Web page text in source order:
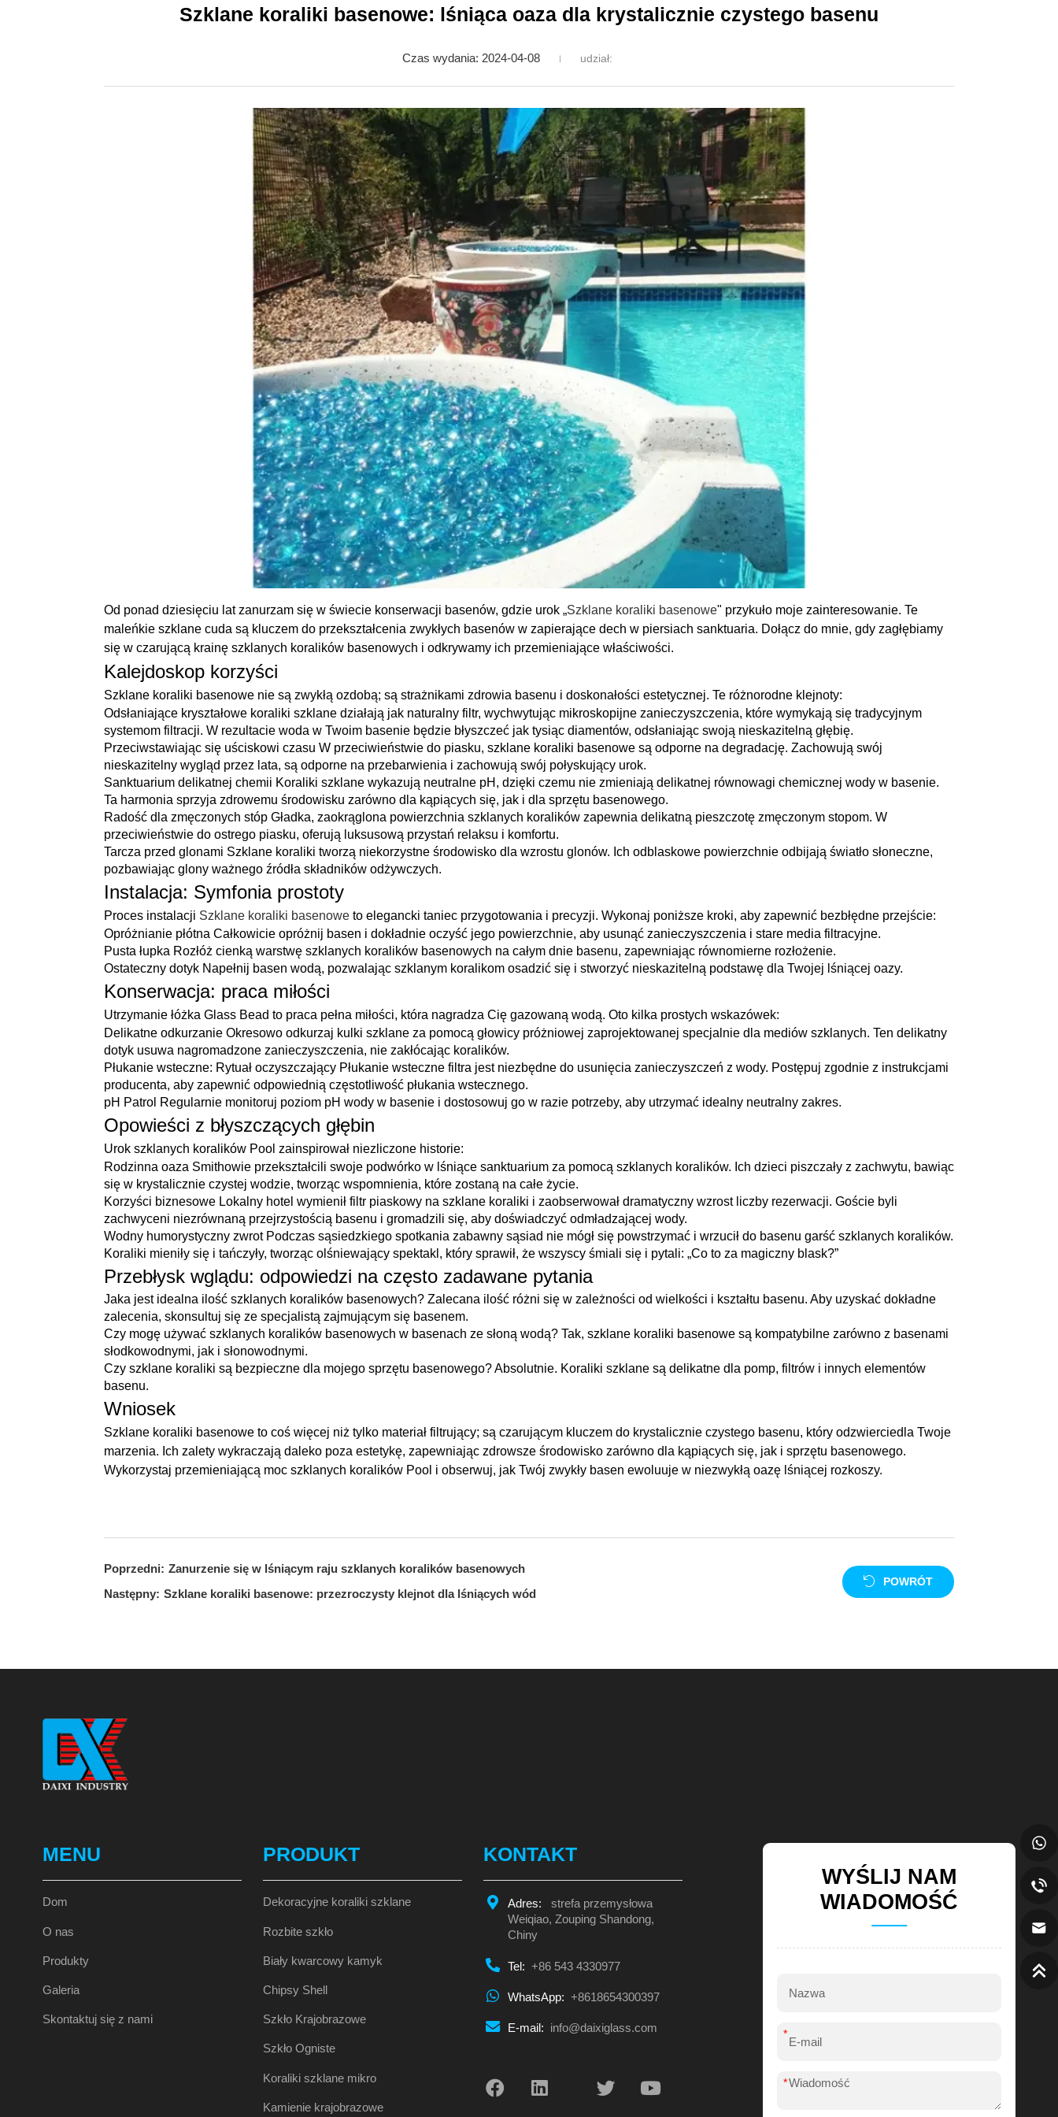
Szklane koraliki basenowe: lśniąca oaza dla krystalicznie czystego basenu
Czas wydania: 2024-04-08 udział:
Od ponad dziesięciu lat zanurzam się w świecie konserwacji basenów, gdzie urok „Szklane koraliki basenowe" przykuło moje zainteresowanie. Te
maleńkie szklane cuda są kluczem do przekształcenia zwykłych basenów w zapierające dech w piersiach sanktuaria. Dołącz do mnie, gdy zagłębiamy
się w czarującą krainę szklanych koralików basenowych i odkrywamy ich przemieniające właściwości.
Kalejdoskop korzyści
Szklane koraliki basenowe nie są zwykłą ozdobą; są strażnikami zdrowia basenu i doskonałości estetycznej. Te różnorodne klejnoty:
Odsłaniające kryształowe koraliki szklane działają jak naturalny filtr, wychwytując mikroskopijne zanieczyszczenia, które wymykają się tradycyjnym
systemom filtracji. W rezultacie woda w Twoim basenie będzie błyszczeć jak tysiąc diamentów, odsłaniając swoją nieskazitelną głębię.
Przeciwstawiając się uściskowi czasu W przeciwieństwie do piasku, szklane koraliki basenowe są odporne na degradację. Zachowują swój
nieskazitelny wygląd przez lata, są odporne na przebarwienia i zachowują swój połyskujący urok.
Sanktuarium delikatnej chemii Koraliki szklane wykazują neutralne pH, dzięki czemu nie zmieniają delikatnej równowagi chemicznej wody w basenie.
Ta harmonia sprzyja zdrowemu środowisku zarówno dla kąpiących się, jak i dla sprzętu basenowego.
Radość dla zmęczonych stóp Gładka, zaokrąglona powierzchnia szklanych koralików zapewnia delikatną pieszczotę zmęczonym stopom. W
przeciwieństwie do ostrego piasku, oferują luksusową przystań relaksu i komfortu.
Tarcza przed glonami Szklane koraliki tworzą niekorzystne środowisko dla wzrostu glonów. Ich odblaskowe powierzchnie odbijają światło słoneczne,
pozbawiając glony ważnego źródła składników odżywczych.
Instalacja: Symfonia prostoty
Proces instalacji Szklane koraliki basenowe to elegancki taniec przygotowania i precyzji. Wykonaj poniższe kroki, aby zapewnić bezbłędne przejście:
Opróżnianie płótna Całkowicie opróżnij basen i dokładnie oczyść jego powierzchnie, aby usunąć zanieczyszczenia i stare media filtracyjne.
Pusta łupka Rozłóż cienką warstwę szklanych koralików basenowych na całym dnie basenu, zapewniając równomierne rozłożenie.
Ostateczny dotyk Napełnij basen wodą, pozwalając szklanym koralikom osadzić się i stworzyć nieskazitelną podstawę dla Twojej lśniącej oazy.
Konserwacja: praca miłości
Utrzymanie łóżka Glass Bead to praca pełna miłości, która nagradza Cię gazowaną wodą. Oto kilka prostych wskazówek:
Delikatne odkurzanie Okresowo odkurzaj kulki szklane za pomocą głowicy próżniowej zaprojektowanej specjalnie dla mediów szklanych. Ten delikatny
dotyk usuwa nagromadzone zanieczyszczenia, nie zakłócając koralików.
Płukanie wsteczne: Rytuał oczyszczający Płukanie wsteczne filtra jest niezbędne do usunięcia zanieczyszczeń z wody. Postępuj zgodnie z instrukcjami
producenta, aby zapewnić odpowiednią częstotliwość płukania wstecznego.
pH Patrol Regularnie monitoruj poziom pH wody w basenie i dostosowuj go w razie potrzeby, aby utrzymać idealny neutralny zakres.
Opowieści z błyszczących głębin
Urok szklanych koralików Pool zainspirował niezliczone historie:
Rodzinna oaza Smithowie przekształcili swoje podwórko w lśniące sanktuarium za pomocą szklanych koralików. Ich dzieci piszczały z zachwytu, bawiąc
się w krystalicznie czystej wodzie, tworząc wspomnienia, które zostaną na całe życie.
Korzyści biznesowe Lokalny hotel wymienił filtr piaskowy na szklane koraliki i zaobserwował dramatyczny wzrost liczby rezerwacji. Goście byli
zachwyceni niezrównaną przejrzystością basenu i gromadzili się, aby doświadczyć odmładzającej wody.
Wodny humorystyczny zwrot Podczas sąsiedzkiego spotkania zabawny sąsiad nie mógł się powstrzymać i wrzucił do basenu garść szklanych koralików.
Koraliki mieniły się i tańczyły, tworząc olśniewający spektakl, który sprawił, że wszyscy śmiali się i pytali: „Co to za magiczny blask?”
Przebłysk wglądu: odpowiedzi na często zadawane pytania
Jaka jest idealna ilość szklanych koralików basenowych? Zalecana ilość różni się w zależności od wielkości i kształtu basenu. Aby uzyskać dokładne
zalecenia, skonsultuj się ze specjalistą zajmującym się basenem.
Czy mogę używać szklanych koralików basenowych w basenach ze słoną wodą? Tak, szklane koraliki basenowe są kompatybilne zarówno z basenami
słodkowodnymi, jak i słonowodnymi.
Czy szklane koraliki są bezpieczne dla mojego sprzętu basenowego? Absolutnie. Koraliki szklane są delikatne dla pomp, filtrów i innych elementów
basenu.
Wniosek
Szklane koraliki basenowe to coś więcej niż tylko materiał filtrujący; są czarującym kluczem do krystalicznie czystego basenu, który odzwierciedla Twoje
marzenia. Ich zalety wykraczają daleko poza estetykę, zapewniając zdrowsze środowisko zarówno dla kąpiących się, jak i sprzętu basenowego.
Wykorzystaj przemieniającą moc szklanych koralików Pool i obserwuj, jak Twój zwykły basen ewoluuje w niezwykłą oazę lśniącej rozkoszy.
Poprzedni: Zanurzenie się w lśniącym raju szklanych koralików basenowych
Następny: Szklane koraliki basenowe: przezroczysty klejnot dla lśniących wód
POWRÓT
MENU
Dom
O nas
Produkty
Galeria
Skontaktuj się z nami
PRODUKT
Dekoracyjne koraliki szklane
Rozbite szkło
Biały kwarcowy kamyk
Chipsy Shell
Szkło Krajobrazowe
Szkło Ogniste
Koraliki szklane mikro
Kamienie krajobrazowe
KONTAKT
Adres:
strefa przemysłowa
Weiqiao, Zouping Shandong,
Chiny
Tel: +86 543 4330977
WhatsApp: +8618654300397
E-mail: info@daixiglass.com
WYŚLIJ NAM
WIADOMOŚĆ
*
*